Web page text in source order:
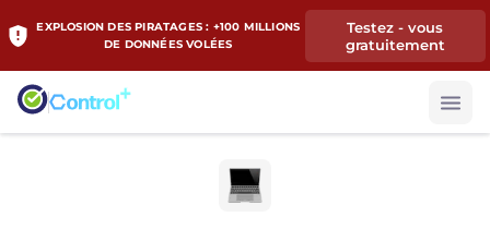
EXPLOSION DES PIRATAGES : +100 MILLIONS
DE DONNÉES VOLÉES
Testez - vous
gratuitement